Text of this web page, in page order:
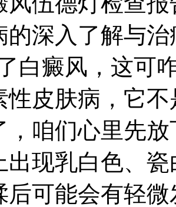
的深入了解与
白癜风，这可
性皮肤病，它
，咱们心里先
出现乳白色、
后可能会有轻